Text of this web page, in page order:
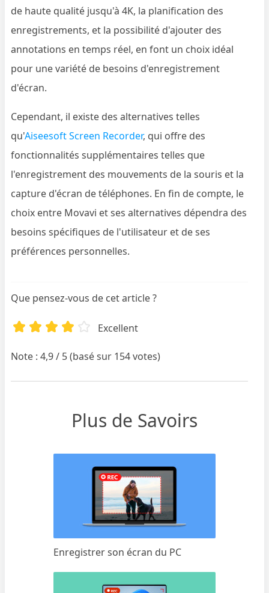
de haute qualité jusqu'à 4K, la planification des
enregistrements, et la possibilité d'ajouter des
annotations en temps réel, en font un choix idéal
pour une variété de besoins d'enregistrement
d'écran.
Cependant, il existe des alternatives telles
qu'Aiseesoft Screen Recorder, qui offre des
fonctionnalités supplémentaires telles que
l'enregistrement des mouvements de la souris et la
capture d'écran de téléphones. En fin de compte, le
choix entre Movavi et ses alternatives dépendra des
besoins spécifiques de l'utilisateur et de ses
préférences personnelles.
Que pensez-vous de cet article ?
Excellent
Note : 4,9 / 5 (basé sur 154 votes)
Plus de Savoirs
Enregistrer son écran du PC